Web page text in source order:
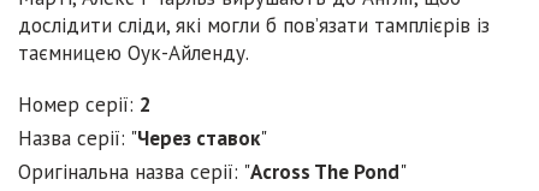
дослідити сліди, які могли б пов’язати тамплієрів із
таємницею Оук-Айленду.
Номер серії: 2
Назва серії: "Через ставок"
Оригінальна назва серії: "Across The Pond"